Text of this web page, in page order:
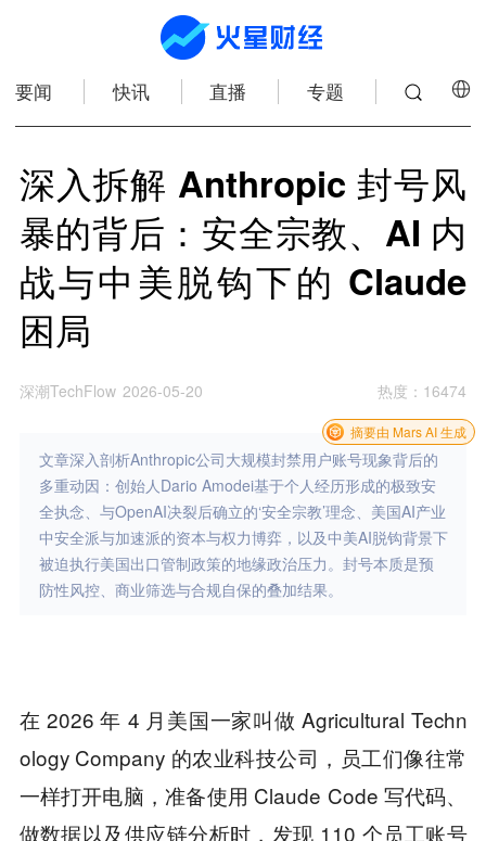
要闻 快讯 直播 专题
深入拆解 Anthropic 封号风
暴的背后：安全宗教、AI 内
战与中美脱钩下的 Claude
困局
深潮TechFlow 2026-05-20 热度 ： 16474
文章深入剖析Anthropic公司大规模封禁用户账号现象背后的
多重动因：创始人Dario Amodei基于个人经历形成的极致安
全执念、与OpenAI决裂后确立的‘安全宗教’理念、美国AI产业
中安全派与加速派的资本与权力博弈，以及中美AI脱钩背景下
被迫执行美国出口管制政策的地缘政治压力。封号本质是预
防性风控、商业筛选与合规自保的叠加结果。
摘要由 Mars AI 生成
在 2026 年 4 月美国一家叫做 Agricultural Techn
ology Company 的农业科技公司，员工们像往常
一样打开电脑，准备使用 Claude Code 写代码、
做数据以及供应链分析时，发现 110 个员工账号